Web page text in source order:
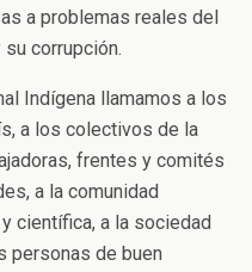
a problemas reales del
corrupción.
Indígena llamamos a los
a los colectivos de la
frentes y comités
a la comunidad
científica, a la sociedad
personas de buen